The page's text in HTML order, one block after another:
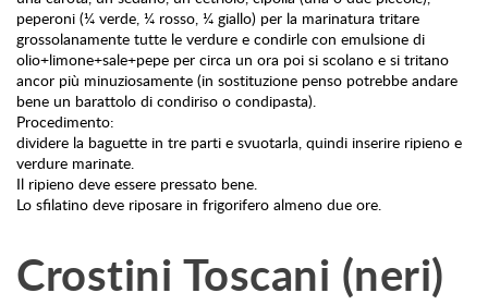
peperoni (¼ verde, ¼ rosso, ¼ giallo) per la marinatura tritare
grossolanamente tutte le verdure e condirle con emulsione di
olio+limone+sale+pepe per circa un ora poi si scolano e si tritano
ancor più minuziosamente (in sostituzione penso potrebbe andare
bene un barattolo di condiriso o condipasta).
Procedimento:
dividere la baguette in tre parti e svuotarla, quindi inserire ripieno e
verdure marinate.
Il ripieno deve essere pressato bene.
Lo sfilatino deve riposare in frigorifero almeno due ore.
Crostini Toscani (neri)